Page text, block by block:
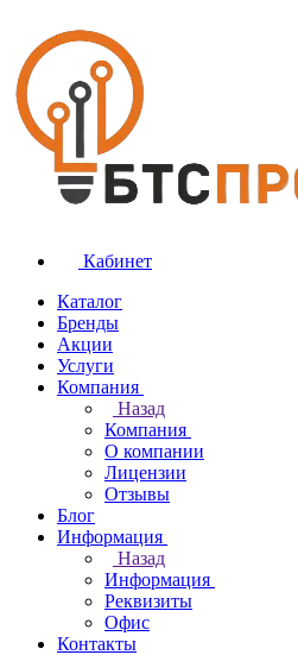
Кабинет
Каталог
Бренды
Акции
Услуги
Компания
Назад
Компания
О компании
Лицензии
Отзывы
Блог
Информация
Назад
Информация
Реквизиты
Офис
Контакты